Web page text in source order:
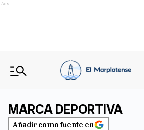
Ads
MARCA DEPORTIVA
Añadir como fuente en